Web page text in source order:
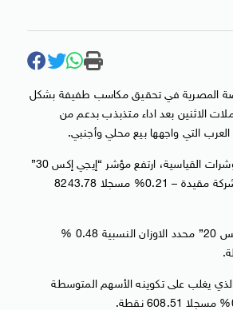
المصرية في تحقيق مكاسب طفيفة بشكل
الاثنين بعد اداء متذبذب بدعم من
التي واجهها بيع محلي وأجنبي.
وعلى صعيد حركة المؤشرات القياسية، ارتفع مؤشر “إيجي إكس 30”
– الذي يضم اكبر 30 شركة مقيدة – 0.21% مسجلا 8243.78
وصعد مؤشر “إيجي إكس 20” محدد الاوزان النسبية 0.48 %
“إيجي إكس 70” الذي يغلب على تكوينه الأسهم المتوسطة